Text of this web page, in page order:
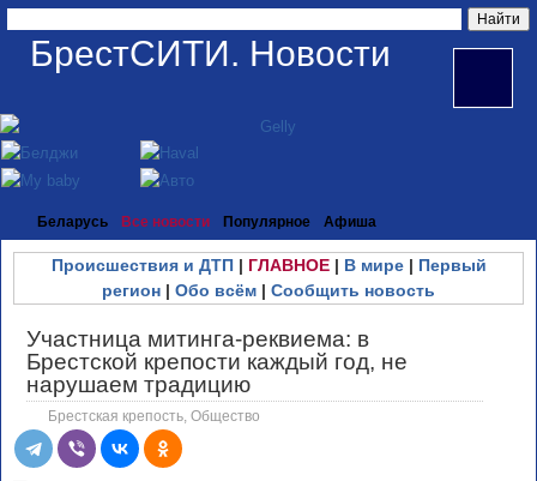
БрестСИТИ. Новости
Беларусь Все новости Популярное Афиша
Происшествия и ДТП| ГЛАВНОЕ| В мире| Первый
регион | Обо всём | Сообщить новость
Участница митинга-реквиема: в
Брестской крепости каждый год, не
нарушаем традицию
Брестская крепость Общество